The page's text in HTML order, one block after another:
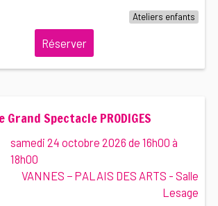
Ateliers enfants
Réserver
Grand Spectacle PRODIGES
samedi 24 octobre 2026 de 16h00 à
18h00
VANNES − PALAIS DES ARTS - Salle
Lesage